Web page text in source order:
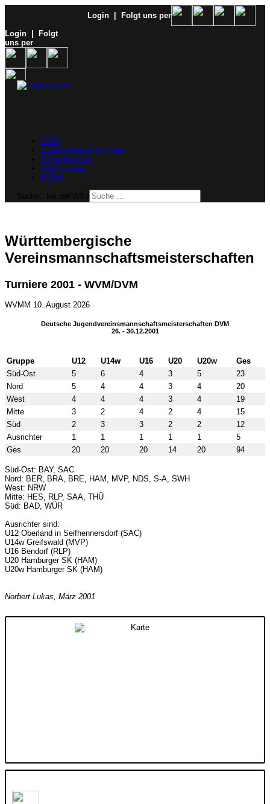
Login
| Folgt uns per
Login
| Folgt
uns per
SVW
Ergebnisdienst & Portal
Schachjugend
Verein finden
E-Mail
Württembergische
Vereinsmannschaftsmeisterschaften
Turniere 2001 - WVM/DVM
WVMM 10. August 2026
Deutsche Jugendvereinsmannschaftsmeisterschaften DVM
26. - 30.12.2001
Gruppe U12 U14w U16 U20 U20w
Ges
Süd-Ost
5 6 4 3 5
23
Nord
5 4 4 3 4
20
West
4 4 4 3 4
19
Mitte
3 2 4 2 4
15
Süd
2 3 3 2 2
12
Ausrichter
1 1 1 1 1
5
Ges
20 20 20 14 20 94
Süd-Ost: BAY, SAC
Nord: BER, BRA, BRE, HAM, MVP, NDS, S-A, SWH
West: NRW
Mitte: HES, RLP, SAA, THÜ
Süd: BAD, WÜR
Ausrichter sind:
U12 Oberland in Seifhennersdorf (SAC)
U14w Greifswald (MVP)
U16 Bendorf (RLP)
U20 Hamburger SK (HAM)
U20w Hamburger SK (HAM)
Norbert Lukas, März 2001